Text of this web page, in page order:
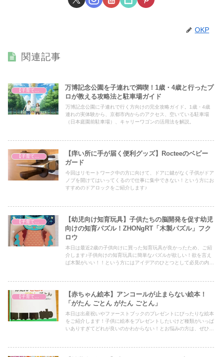
OKP
関連記事
万博記念公園を子連れで満喫！1歳・4歳と行ったプ
ロが教える攻略法と駐車場ガイド
万博記念公園に子連れで行く方向けの完全攻略ガイド。1歳・4歳
連れの実体験から、京都市内からのアクセス、空いている駐車場
（日本庭園前駐車場）、キャリーワゴンの活用法を解説。
【痒い所に手が届く便利グッズ】Rocteeのベビー
ガード
今回はリモートワーク中の方に向けて、ドアに鍵がなく子供がドア
ノブを開けてはいってくるので仕事に集中できない！という方にお
すすめのドアロックをご紹介します♪
【子育て奮闘記】
【幼児向け知育玩具】子供たちの脳開発を促す幼児
向けの知育パズル！ZHONgRT「木製パズル」フク
ロウ
本日は最近2歳の子供向けに買った知育玩具が良かったため、ご紹
介します♪子供向けの知育玩具に簡単なパズルが欲しい！欲を言え
ば木製がいい！！という方にはアイデアのひとつとして必見の内容
【子育て奮闘記】
【赤ちゃん絵本】アンコールが止まらない絵本！
「がたん ごとん がたん ごとん」
本日は出産祝いやファーストブックのプレゼントにぴったりな絵本
をご紹介します！子供に絵本をプレゼントしたいけど種類がいっぱ
いありすぎてどれが良いのかわからない！とお悩みの方は、ぜひア